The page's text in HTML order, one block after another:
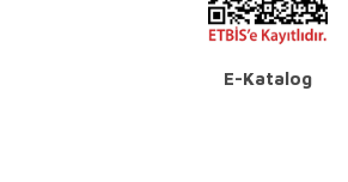
E-Katalog